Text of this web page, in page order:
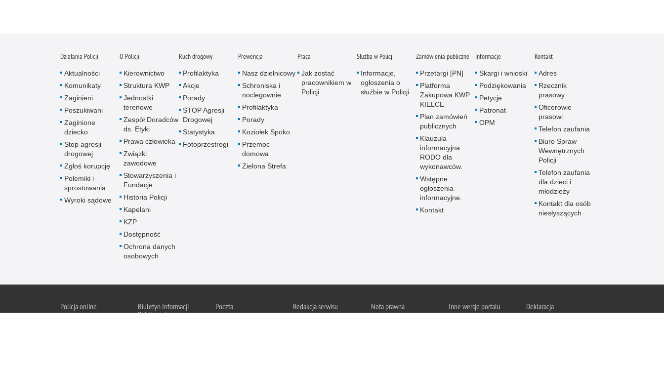
Działania Policji
Aktualności
Komunikaty
Zaginieni
Poszukiwani
Zaginione
dziecko
Stop agresji
drogowej
Zgłoś korupcję
Polemiki i
sprostowania
Wyroki sądowe
O Policji
Kierownictwo
Struktura KWP
Jednostki
terenowe
Zespół Doradców
ds. Etyki
Prawa człowieka
Związki
zawodowe
Stowarzyszenia i
Fundacje
Historia Policji
Kapelani
KZP
Dostępność
Ochrona danych
osobowych
Ruch drogowy
Profilaktyka
Akcje
Porady
STOP Agresji
Drogowej
Statystyka
Fotoprzestrogi
Prewencja
Nasz dzielnicowy
Schroniska i
noclegownie
Profilaktyka
Porady
Koziołek Spoko
Przemoc
domowa
Zielona Strefa
Praca
Jak zostać
pracownikiem w
Policji
Służba w Policji
Informacje,
ogłoszenia o
służbie w Policji
Zamówienia publiczne
Przetargi [PN]
Platforma
Zakupowa KWP
KIELCE
Plan zamówień
publicznych
Klauzula
informacyjna
RODO dla
wykonawców.
Wstępne
ogłoszenia
informacyjne.
Kontakt
Informacje
Skargi i wnioski
Podziękowania
Petycje
Patronat
OPM
Kontakt
Adres
Rzecznik
prasowy
Oficerowie
prasowi
Telefon zaufania
Biuro Spraw
Wewnętrznych
Policji
Telefon zaufania
dla dzieci i
młodzieży
Kontakt dla osób
niesłyszących
Policja online
Biuletyn Informacji
Publicznej
Poczta
Redakcja serwisu
Nota prawna
Inne wersje portalu
Deklaracja